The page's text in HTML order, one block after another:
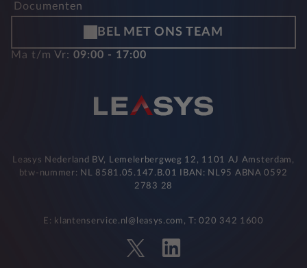
Documenten
BEL MET ONS TEAM
Ma t/m Vr: 09:00 - 17:00
Leasys Nederland BV, Lemelerbergweg 12, 1101 AJ Amsterdam,
btw-nummer: NL 8581.05.147.B.01 IBAN: NL95 ABNA 0592
2783 28
E: klantenservice.nl@leasys.com, T: 020 342 1600